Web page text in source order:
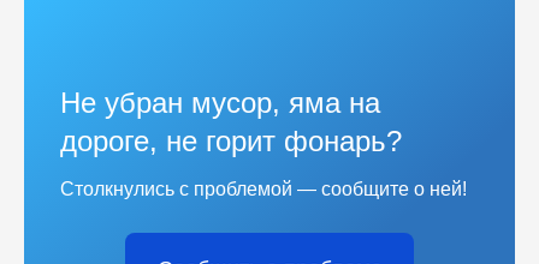
Не убран мусор, яма на
дороге, не горит фонарь?
Столкнулись с проблемой — сообщите о ней!